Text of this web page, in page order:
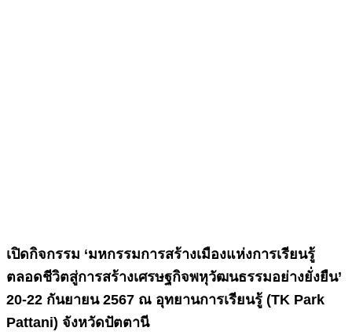
เปิดกิจกรรม ‘มหกรรมการสร้างเมืองแห่งการเรียนรู้
ตลอดชีวิตสู่การสร้างเศรษฐกิจพหุวัฒนธรรมอย่างยั่งยืน’
20-22 กันยายน 2567 ณ อุทยานการเรียนรู้ (TK Park
Pattani) จังหวัดปัตตานี